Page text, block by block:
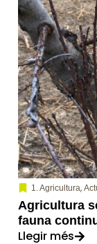
1. Agricultura,
Agricultura
fauna
Llegir més